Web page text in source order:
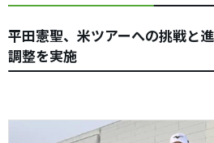
平田憲聖、米ツアーへの挑戦と
調整を実施